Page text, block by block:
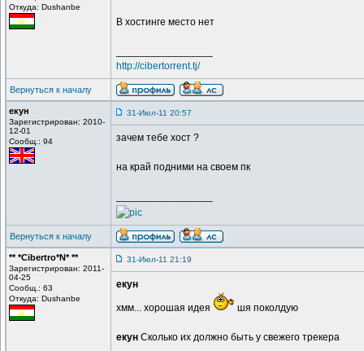
Откуда: Dushanbe
В хостинге место нет
http://cibertorrent.tj/
Вернуться к началу
екун
Зарегистрирован: 2010-
12-01
Сообщ.: 94
31-Июл-11 20:57
зачем тебе хост ?
на край подними на своем пк
Вернуться к началу
** *Cibertro*N* **
Зарегистрирован: 2011-
04-25
Сообщ.: 63
Откуда: Dushanbe
31-Июл-11 21:19
екун
хмм... хорошая идея шя поколдую
екун Сколько их должно быть у свежего трекера